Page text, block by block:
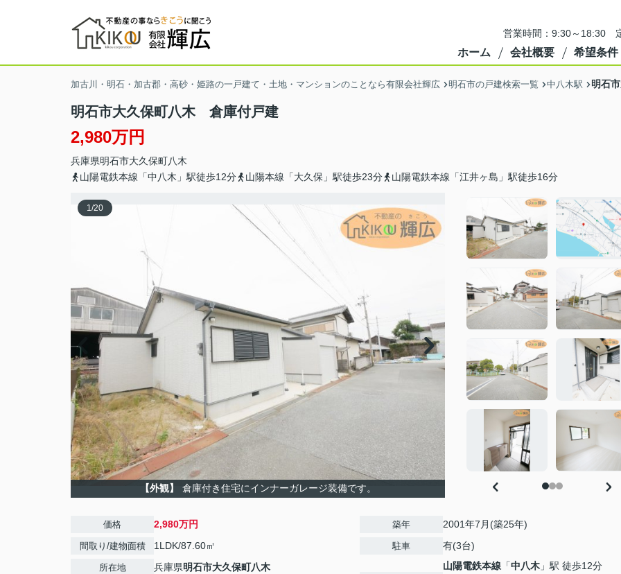
営業時間：9:30～18:30
ホーム 会社概要 希望条件
加古川・明石・加古郡・高砂・姫路の一戸建て・土地・マンションのことなら有限会社輝広 明石市の戸建検索一覧 中八木駅 明石
明石市大久保町八木 倉庫付戸建
2,980万円
兵庫県明石市大久保町八木
山陽電鉄本線「中八木」駅徒歩12分
山陽本線「大久保」駅徒歩23分 山陽電鉄本線「江井ヶ島」駅徒歩16分
1/20
【外観】 倉庫付き住宅にインナーガレージ装備です。
価格 2,980万円
間取り/建物面積 1LDK/87.60㎡
所在地 兵庫県明石市大久保町八木
築年 2001年7月(築25年)
駐車 有(3台)
山陽電鉄本線 「中八木 」駅 徒歩12分